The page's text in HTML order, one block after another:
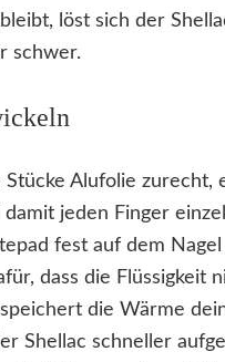
löst sich der
schwer.
Stücke Alufolie zurecht,
jeden Finger
fest auf dem
dass die Flüssigkeit
die Wärme
Shellac schneller